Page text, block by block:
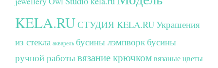
KELA.RUСТУДИЯ KELA.RUУкрашения
из стекла акварель бусины лэмпворк бусины
ручной работывязание крючкомвязаные цветы